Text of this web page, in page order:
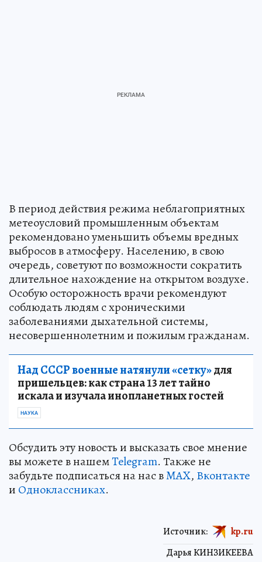
В период действия режима неблагоприятных
метеоусловий промышленным объектам
рекомендовано уменьшить объемы вредных
выбросов в атмосферу. Населению, в свою
очередь, советуют по возможности сократить
длительное нахождение на открытом воздухе.
Особую осторожность врачи рекомендуют
соблюдать людям с хроническими
заболеваниями дыхательной системы,
несовершеннолетним и пожилым гражданам.
Над СССР военные натянули «сетку»для
пришельцев: как страна 13 лет тайно
искала и изучала инопланетных гостей
НАУКА
Обсудить эту новость и высказать свое мнение
вы можете в нашемTelegram. Также не
забудьте подписаться на нас вMAX, Вконтакте
и Одноклассниках.
Дарья КИНЗИКЕЕВА
Источник: kp.ru